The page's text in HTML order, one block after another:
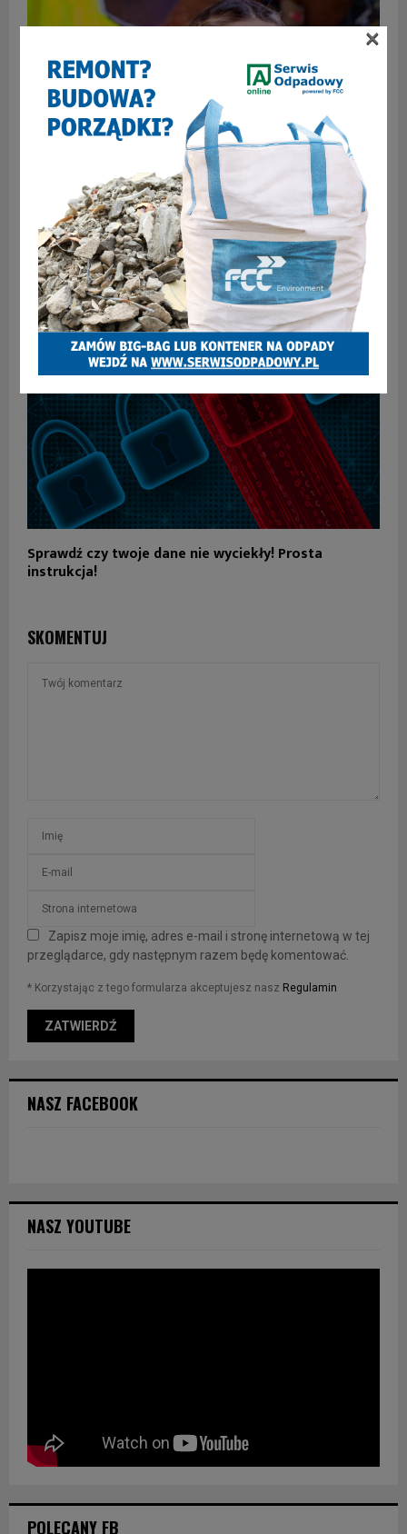
Ochrona głowy, oczu i uszu w pracy – jak sklep BHP
pomoże Ci ją zapewnić?
Sprawdź czy twoje dane nie wyciekły! Prosta
instrukcja!
SKOMENTUJ
Zapisz moje imię, adres e-mail i stronę internetową w tej
przeglądarce, gdy następnym razem będę komentować.
* Korzystając z tego formularza akceptujesz nasz Regulamin
NASZ FACEBOOK
NASZ YOUTUBE
POLECANY FB
×